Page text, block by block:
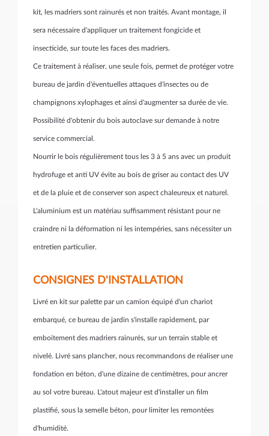
kit, les madriers sont rainurés et non traités. Avant montage, il
sera nécessaire d'appliquer un traitement fongicide et
insecticide, sur toute les faces des madriers.
Ce traitement à réaliser, une seule fois, permet de protéger votre
bureau de jardin d'éventuelles attaques d'insectes ou de
champignons xylophages et ainsi d'augmenter sa durée de vie.
Possibilité d'obtenir du bois autoclave sur demande à notre
service commercial.
Nourrir le bois régulièrement tous les 3 à 5 ans avec un produit
hydrofuge et anti UV évite au bois de griser au contact des UV
et de la pluie et de conserver son aspect chaleureux et naturel.
L'aluminium est un matériau suffisamment résistant pour ne
craindre ni la déformation ni les intempéries, sans nécessiter un
entretien particulier.
CONSIGNES D'INSTALLATION
Livré en kit sur palette par un camion équipé d'un chariot
embarqué, ce bureau de jardin s'installe rapidement, par
emboitement des madriers rainurés, sur un terrain stable et
nivelé. Livré sans plancher, nous recommandons de réaliser une
fondation en béton, d'une dizaine de centimètres, pour ancrer
au sol votre bureau. L'atout majeur est d'installer un film
plastifié, sous la semelle béton, pour limiter les remontées
d'humidité.